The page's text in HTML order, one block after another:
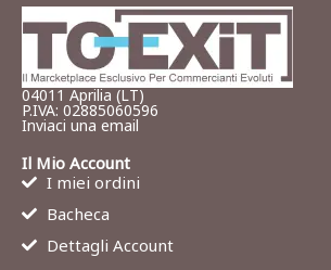
04011 Aprilia (LT)
P.IVA: 02885060596
Inviaci una email
Il Mio Account
I miei ordini
Bacheca
Dettagli Account